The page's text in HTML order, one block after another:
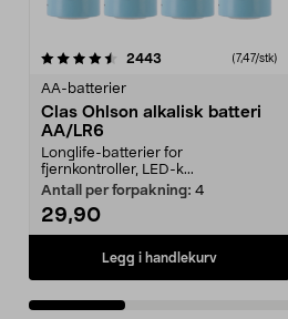
2443 anmeldelser(7,47/stk)
AA-batterier
Clas Ohlson alkalisk batteri
AA/LR6
Longlife-batterier for
fjernkontroller, LED-k...
Antall per forpakning: 4
29,90
Legg i handlekurv
4.5av 5 stjerner